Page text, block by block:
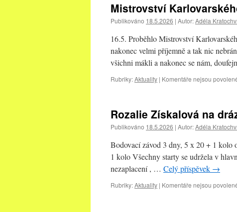
Mistrovství
Publikováno 18.5.2026 | Autor:Adéla
16.5. Proběhlo Mistrovství
nakonec velmi příjemně a tak nic
všichni mákli a nakonec se nám,
Rubriky:Aktuality | Komentáře nejsou
Rozalie Získalová na
Publikováno 18.5.2026 | Autor:Adéla
Bodovací závod 3 dny, 5 x 20 + 1 kolo
1 kolo Všechny starty se udržela v
nezaplacení , … Celý příspěvek →
Rubriky:Aktuality | Komentáře nejsou